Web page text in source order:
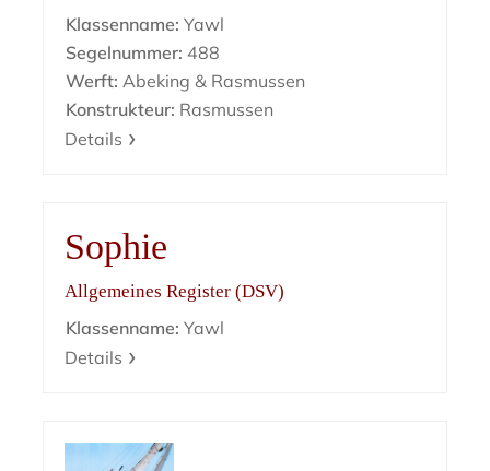
Klassenname: Yawl
Segelnummer: 488
Werft: Abeking & Rasmussen
Konstrukteur: Rasmussen
Details
Sophie
Allgemeines Register (DSV)
Klassenname: Yawl
Details